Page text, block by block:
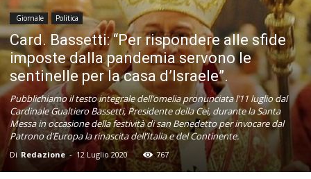
Giornale Politica
Card. Bassetti: “Per rispondere alle sfide
imposte dalla pandemia servono le
sentinelle per la casa d’Israele”.
Pubblichiamo il testo integrale dell’omelia pronunciata l’11 luglio dal
Cardinale Gualtiero Bassetti, Presidente della Cei, durante la Santa
Messa in occasione della festività di san Benedetto per invocare dal
Patrono d’Europa la rinascita dell’Italia e del Continente.
Di Redazione - 12 Luglio 2020 767